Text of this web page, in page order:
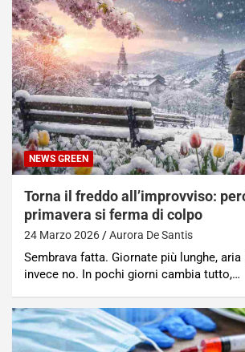
NEWS GREEN
Torna il freddo all’improvviso:
primavera si ferma di colpo
24 Marzo 2026 Aurora De Santis
Sembrava fatta. Giornate più lunghe,
invece no. In pochi giorni cambia tutto,…